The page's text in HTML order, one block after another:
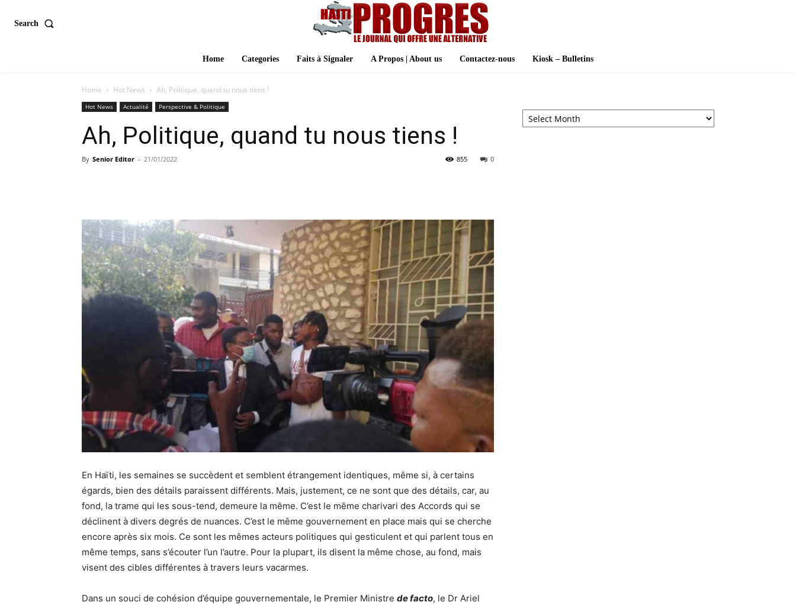
Search
Home Categories Faits à Signaler A Propos | About us Contactez-nous Kiosk – Bulletins
Home Hot News Ah, Politique, quand tu nous tiens !
Hot News Actualité Perspective & Politique
Ah, Politique, quand tu nous tiens !
By Senior Editor - 21/01/2022 0
855
En Haïti, les semaines se succèdent et semblent étrangement identiques, même si, à certains
égards, bien des détails paraissent différents. Mais, justement, ce ne sont que des détails, car, au
fond, la trame qui les sous-tend, demeure la même. C’est le même charivari des Accords qui se
déclinent à divers degrés de nuances. C’est le même gouvernement en place mais qui se cherche
encore après six mois. Ce sont les mêmes acteurs politiques qui gesticulent et qui parlent tous en
même temps, sans s’écouter l’un l’autre. Pour la plupart, ils disent la même chose, au fond, mais
visent des cibles différentes à travers leurs vacarmes.
Dans un souci de cohésion d’équipe gouvernementale, le Premier Ministre de facto, le Dr Ariel
Archives